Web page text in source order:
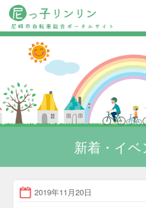
新着・イベ
2019年11月20日